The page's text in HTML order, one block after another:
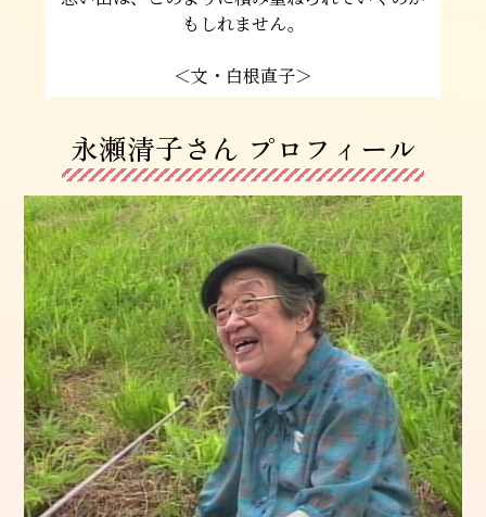
もしれません。
＜文・白根直子＞
永瀬清子さん プロフィール